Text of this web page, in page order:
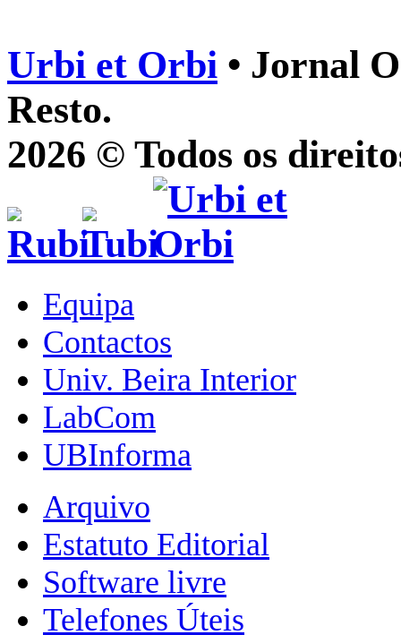
Urbi et Orbi • Jornal
Resto.
2026 © Todos os
Equipa
Contactos
Univ. Beira Interior
LabCom
UBInforma
Arquivo
Estatuto Editorial
Software livre
Telefones Úteis